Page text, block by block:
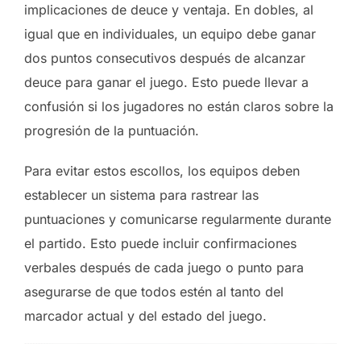
implicaciones de deuce y ventaja. En dobles, al
igual que en individuales, un equipo debe ganar
dos puntos consecutivos después de alcanzar
deuce para ganar el juego. Esto puede llevar a
confusión si los jugadores no están claros sobre la
progresión de la puntuación.
Para evitar estos escollos, los equipos deben
establecer un sistema para rastrear las
puntuaciones y comunicarse regularmente durante
el partido. Esto puede incluir confirmaciones
verbales después de cada juego o punto para
asegurarse de que todos estén al tanto del
marcador actual y del estado del juego.